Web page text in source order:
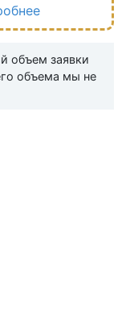
объем заявки
объема мы не